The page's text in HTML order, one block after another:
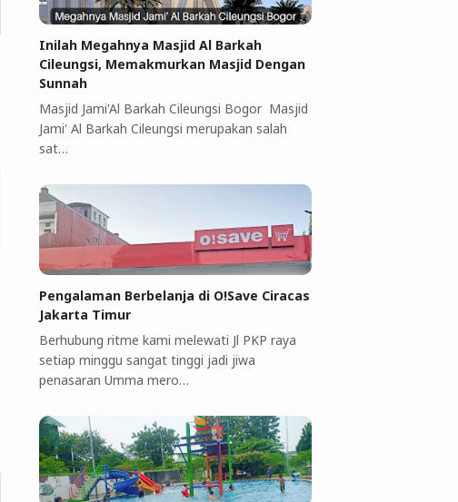
Inilah Megahnya Masjid Al Barkah
Cileungsi, Memakmurkan Masjid Dengan
Sunnah
Masjid Jami'Al Barkah Cileungsi Bogor Masjid
Jami' Al Barkah Cileungsi merupakan salah
sat…
Pengalaman Berbelanja di O!Save Ciracas
Jakarta Timur
Berhubung ritme kami melewati Jl PKP raya
setiap minggu sangat tinggi jadi jiwa
penasaran Umma mero…